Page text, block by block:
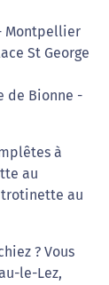
Montpellier
St George
de Bionne -
à
au
trotinette au
? Vous
le-Lez,